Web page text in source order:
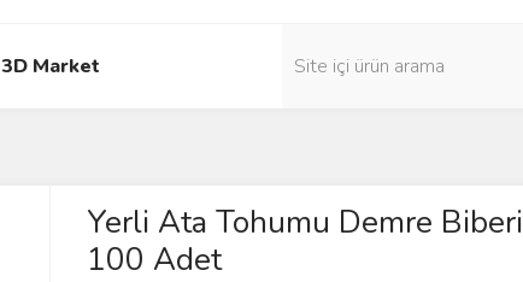
3D Market
Yerli Ata Tohumu Demre Biberi
100 Adet